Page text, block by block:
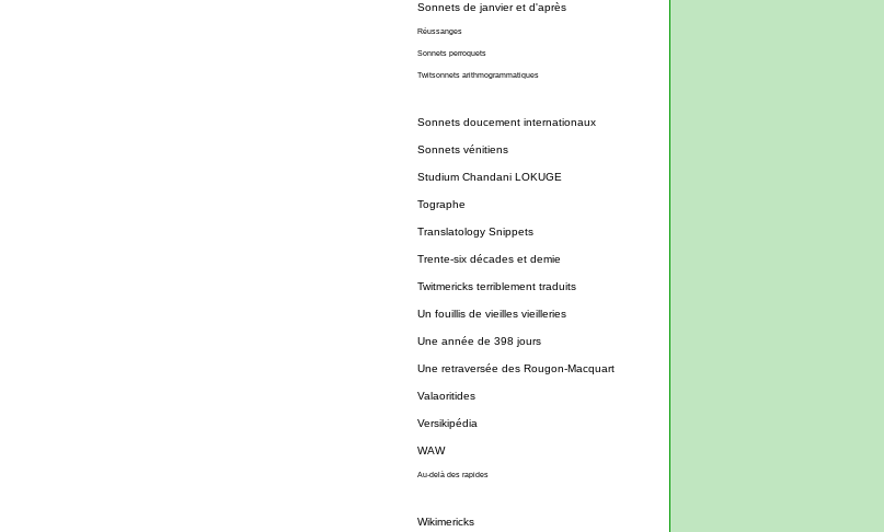
Sonnets de janvier et d'après
Réussanges
Sonnets perroquets
Twitsonnets arithmogrammatiques
Sonnets doucement internationaux
Sonnets vénitiens
Studium Chandani LOKUGE
Tographe
Translatology Snippets
Trente-six décades et demie
Twitmericks terriblement traduits
Un fouillis de vieilles vieilleries
Une année de 398 jours
Une retraversée des Rougon-Macquart
Valaoritides
Versikipédia
WAW
Au-delà des rapides
Wikimericks